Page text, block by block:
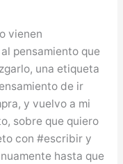
vienen
pensamiento que
una etiqueta
de ir
y vuelvo a mi
sobre que quiero
con #escribir y
hasta que